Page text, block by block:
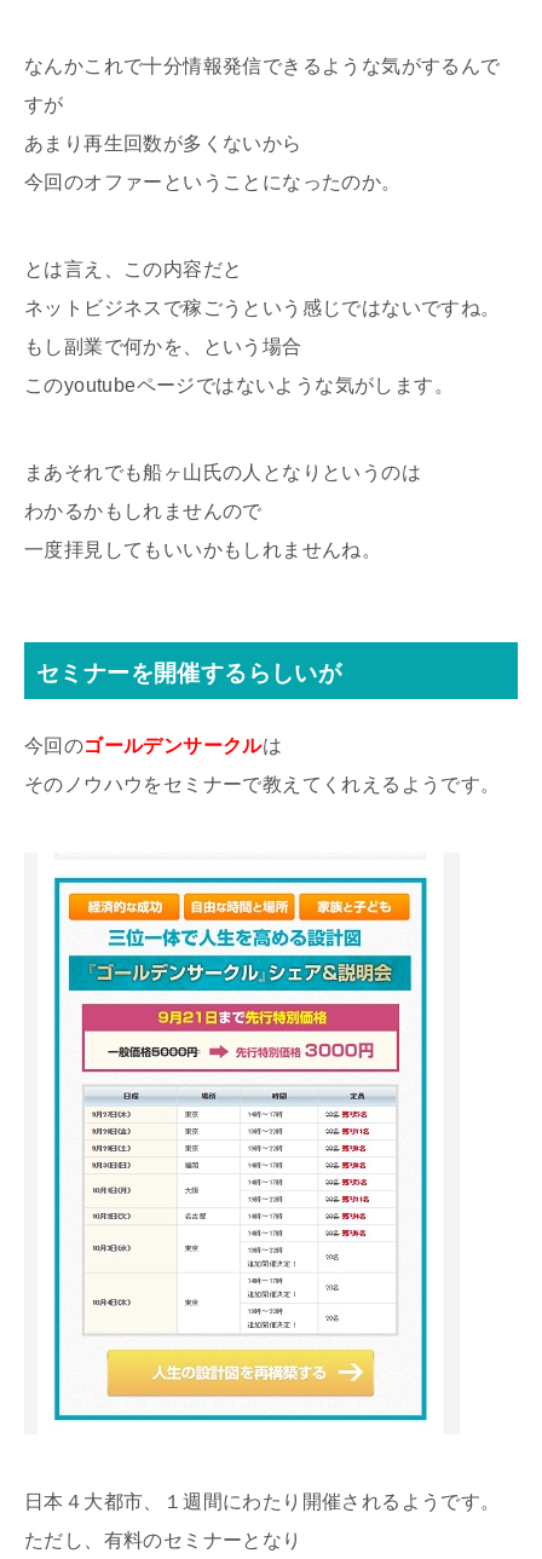
なんかこれで十分情報発信できるような気がするんで
すが
あまり再生回数が多くないから
今回のオファーということになったのか。
とは言え、この内容だと
ネットビジネスで稼ごうという感じではないですね。
もし副業で何かを、という場合
このyoutubeページではないような気がします。
まあそれでも船ヶ山氏の人となりというのは
わかるかもしれませんので
一度拝見してもいいかもしれませんね。
セミナーを開催するらしいが
今回のゴールデンサークルは
そのノウハウをセミナーで教えてくれえるようです。
日本４大都市、１週間にわたり開催されるようです。
ただし、有料のセミナーとなり